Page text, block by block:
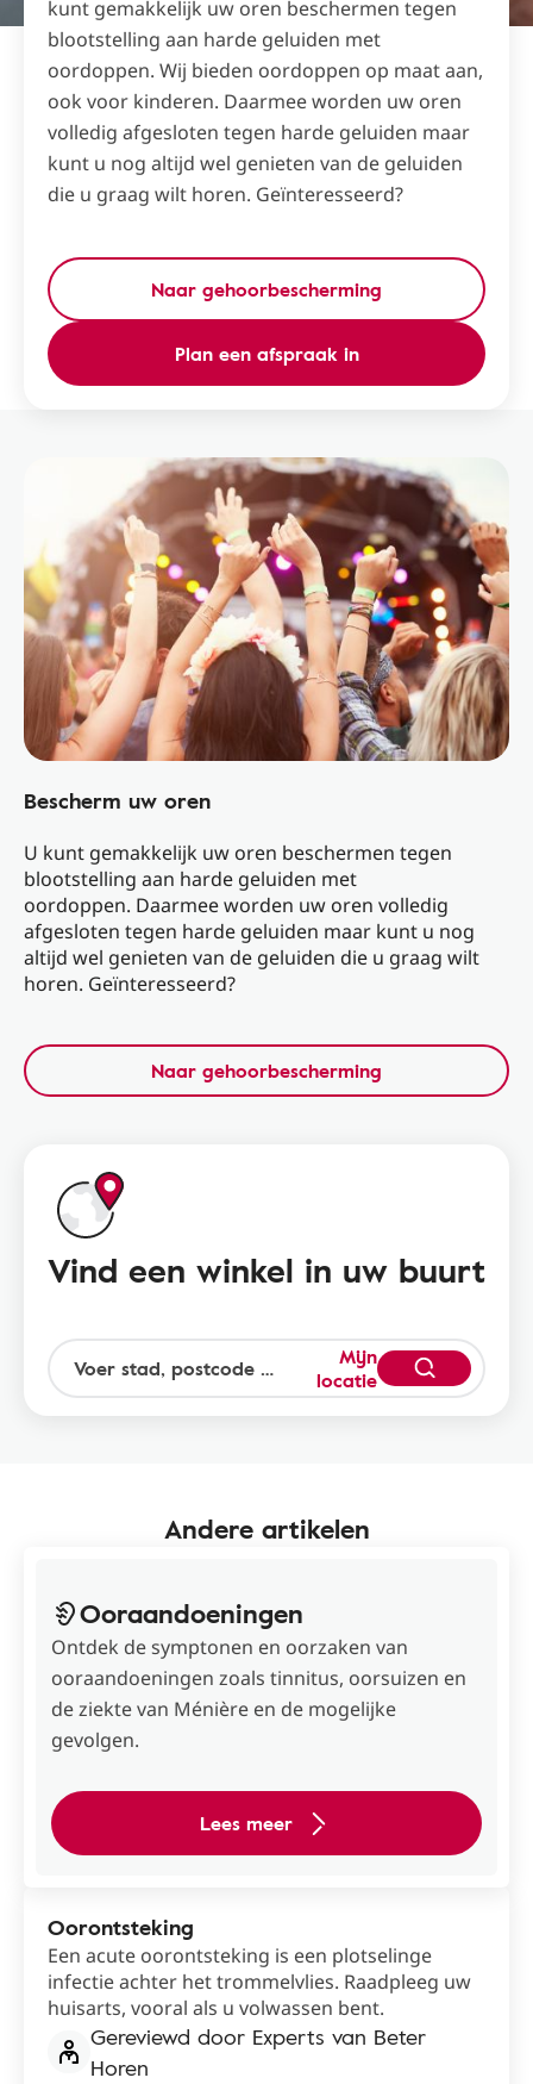
kunt gemakkelijk uw oren beschermen tegen
blootstelling aan harde geluiden met
oordoppen. Wij bieden oordoppen op maat aan,
ook voor kinderen. Daarmee worden uw oren
volledig afgesloten tegen harde geluiden maar
kunt u nog altijd wel genieten van de geluiden
die u graag wilt horen. Geïnteresseerd?
Naar gehoorbescherming
Plan een afspraak in
Bescherm uw oren
U kunt gemakkelijk uw oren beschermen tegen
blootstelling aan harde geluiden met
oordoppen. Daarmee worden uw oren volledig
afgesloten tegen harde geluiden maar kunt u nog
altijd wel genieten van de geluiden die u graag wilt
horen. Geïnteresseerd?
Naar gehoorbescherming
Vind een winkel in uw buurt
Mijn
locatie
Andere artikelen
Ooraandoeningen
Ontdek de symptonen en oorzaken van
ooraandoeningen zoals tinnitus, oorsuizen en
de ziekte van Ménière en de mogelijke
gevolgen.
Lees meer
Oorontsteking
Een acute oorontsteking is een plotselinge
infectie achter het trommelvlies. Raadpleeg uw
huisarts, vooral als u volwassen bent.
Gereviewd door Experts van Beter
Horen